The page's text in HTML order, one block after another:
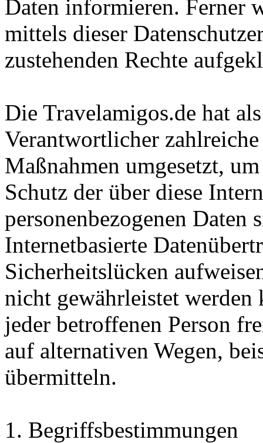
Daten informieren. Ferner
mittels dieser
zustehenden Rechte
Die Travelamigos.de hat
Verantwortlicher
Maßnahmen umgesetzt,
Schutz der über diese
personenbezogenen Daten
Internetbasierte
Sicherheitslücken
nicht gewährleistet werden
jeder betroffenen Person
auf alternativen Wegen,
übermitteln.
1. Begriffsbestimmungen